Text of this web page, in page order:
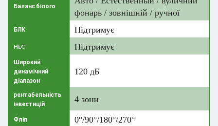
Баланс білого
фонарь / зовнішній / ручної
БЛК Підтримує
HLC Підтримує
Широкий
динамічний
діапазон
120 дБ
рентабельність
інвестицій
4 зони
Фліп 0°/90°/180°/270°